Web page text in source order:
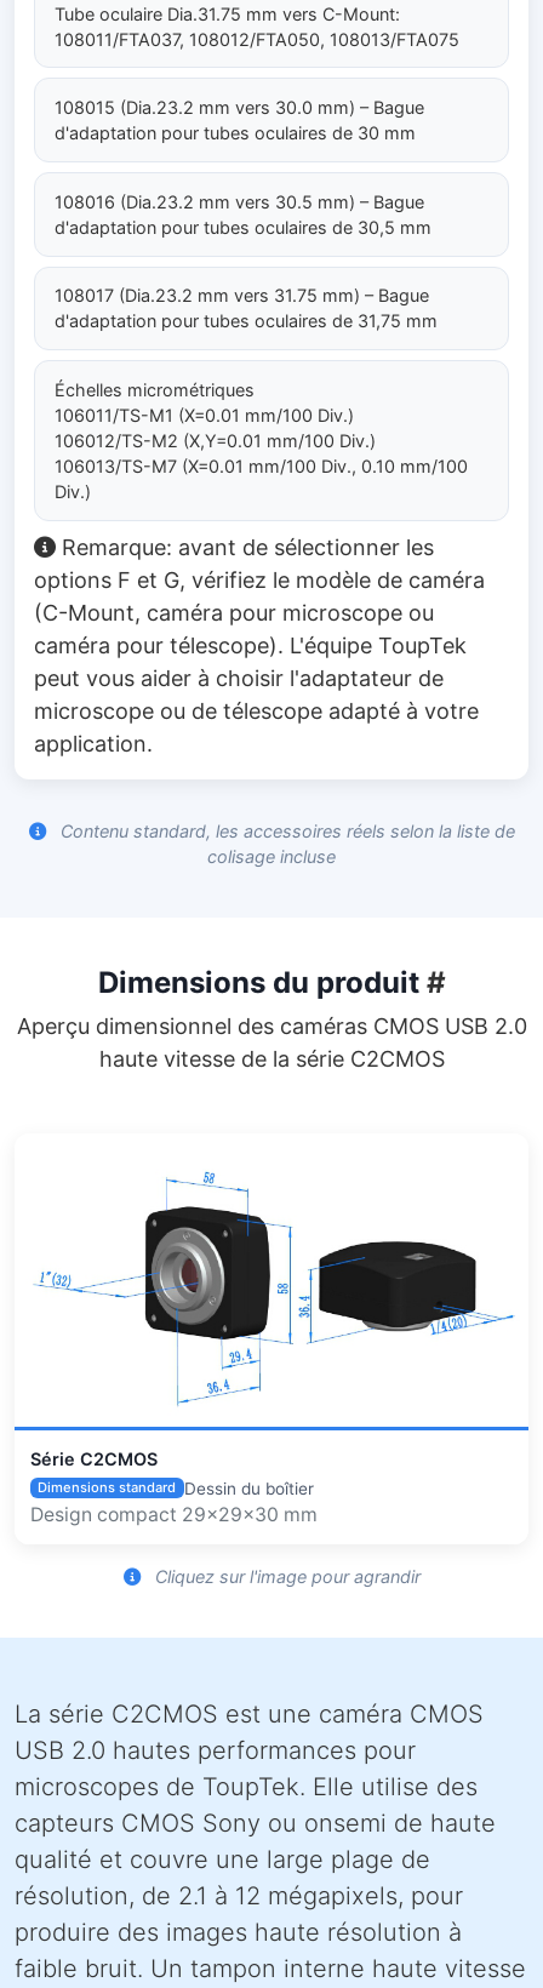
Tube oculaire Dia.31.75 mm vers C-Mount:
108011/FTA037, 108012/FTA050, 108013/FTA075
108015 (Dia.23.2 mm vers 30.0 mm) – Bague
d'adaptation pour tubes oculaires de 30 mm
108016 (Dia.23.2 mm vers 30.5 mm) – Bague
d'adaptation pour tubes oculaires de 30,5 mm
108017 (Dia.23.2 mm vers 31.75 mm) – Bague
d'adaptation pour tubes oculaires de 31,75 mm
Échelles micrométriques
106011/TS-M1 (X=0.01 mm/100 Div.)
106012/TS-M2 (X,Y=0.01 mm/100 Div.)
106013/TS-M7 (X=0.01 mm/100 Div., 0.10 mm/100
Div.)
Remarque: avant de sélectionner les
options F et G, vérifiez le modèle de caméra
(C-Mount, caméra pour microscope ou
caméra pour télescope). L'équipe ToupTek
peut vous aider à choisir l'adaptateur de
microscope ou de télescope adapté à votre
application.
Contenu standard, les accessoires réels selon la liste de
colisage incluse
Dimensions du produit #
Aperçu dimensionnel des caméras CMOS USB 2.0
haute vitesse de la série C2CMOS
Série C2CMOS
Dimensions standard Dessin du boîtier
Design compact 29×29×30 mm
Cliquez sur l'image pour agrandir
La série C2CMOS est une caméra CMOS
USB 2.0 hautes performances pour
microscopes de ToupTek. Elle utilise des
capteurs CMOS Sony ou onsemi de haute
qualité et couvre une large plage de
résolution, de 2.1 à 12 mégapixels, pour
produire des images haute résolution à
faible bruit. Un tampon interne haute vitesse